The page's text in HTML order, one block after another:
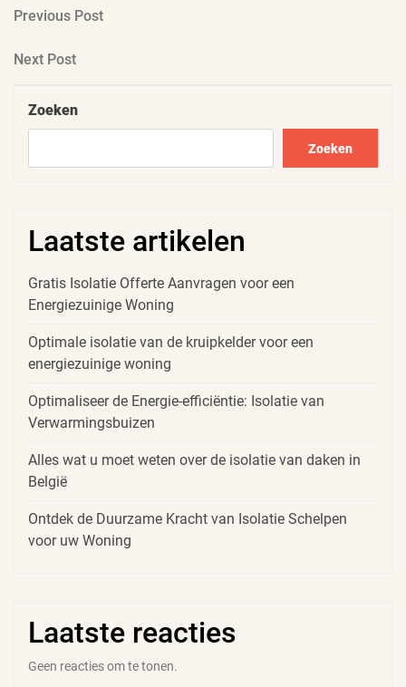
Berichtnavigatie
Previous
Previous Post
Next
Next Post
Zoeken
Zoeken
Laatste artikelen
Gratis Isolatie Offerte Aanvragen voor een
Energiezuinige Woning
Optimale isolatie van de kruipkelder voor een
energiezuinige woning
Optimaliseer de Energie-efficiëntie: Isolatie van
Verwarmingsbuizen
Alles wat u moet weten over de isolatie van daken in
België
Ontdek de Duurzame Kracht van Isolatie Schelpen
voor uw Woning
Laatste reacties
Geen reacties om te tonen.